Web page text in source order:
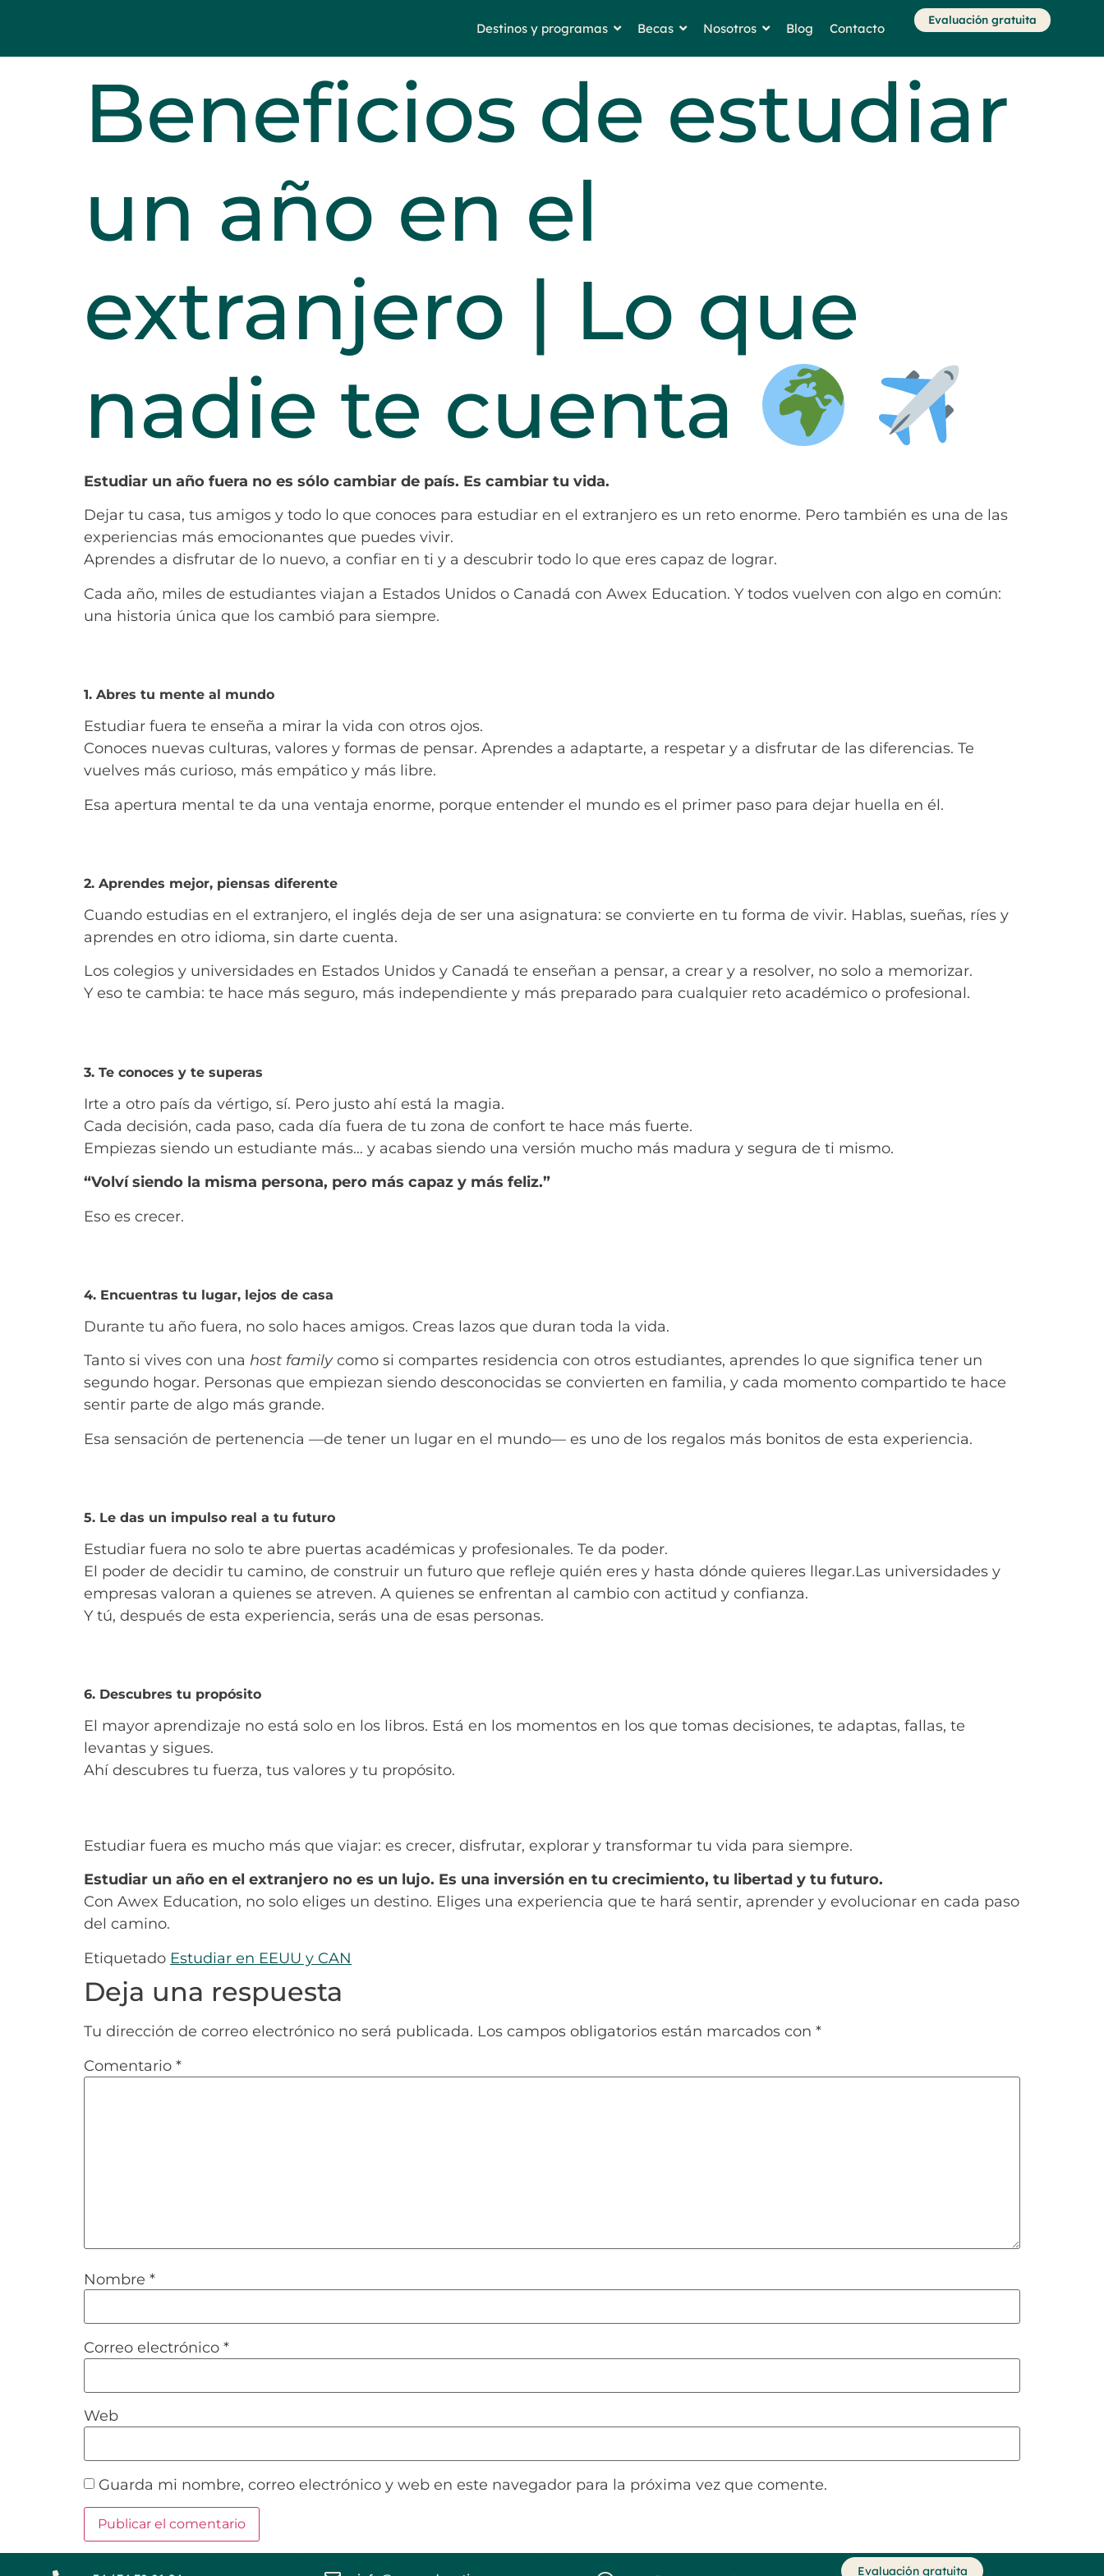
Destinos y programas Becas Nosotros Blog Contacto
Evaluación gratuita
Beneficios de estudiar
un año en el
extranjero | Lo que
nadie te cuenta
Estudiar un año fuera no es sólo cambiar de país. Es cambiar tu vida.
Dejar tu casa, tus amigos y todo lo que conoces para estudiar en el extranjero es un reto enorme. Pero también es una de las
experiencias más emocionantes que puedes vivir.
Aprendes a disfrutar de lo nuevo, a confiar en ti y a descubrir todo lo que eres capaz de lograr.
Cada año, miles de estudiantes viajan a Estados Unidos o Canadá con Awex Education. Y todos vuelven con algo en común:
una historia única que los cambió para siempre.
1. Abres tu mente al mundo
Estudiar fuera te enseña a mirar la vida con otros ojos.
Conoces nuevas culturas, valores y formas de pensar. Aprendes a adaptarte, a respetar y a disfrutar de las diferencias. Te
vuelves más curioso, más empático y más libre.
Esa apertura mental te da una ventaja enorme, porque entender el mundo es el primer paso para dejar huella en él.
2. Aprendes mejor, piensas diferente
Cuando estudias en el extranjero, el inglés deja de ser una asignatura: se convierte en tu forma de vivir. Hablas, sueñas, ríes y
aprendes en otro idioma, sin darte cuenta.
Los colegios y universidades en Estados Unidos y Canadá te enseñan a pensar, a crear y a resolver, no solo a memorizar.
Y eso te cambia: te hace más seguro, más independiente y más preparado para cualquier reto académico o profesional.
3. Te conoces y te superas
Irte a otro país da vértigo, sí. Pero justo ahí está la magia.
Cada decisión, cada paso, cada día fuera de tu zona de confort te hace más fuerte.
Empiezas siendo un estudiante más… y acabas siendo una versión mucho más madura y segura de ti mismo.
“Volví siendo la misma persona, pero más capaz y más feliz.”
Eso es crecer.
4. Encuentras tu lugar, lejos de casa
Durante tu año fuera, no solo haces amigos. Creas lazos que duran toda la vida.
Tanto si vives con una host familycomo si compartes residencia con otros estudiantes, aprendes lo que significa tener un
segundo hogar. Personas que empiezan siendo desconocidas se convierten en familia, y cada momento compartido te hace
sentir parte de algo más grande.
Esa sensación de pertenencia —de tener un lugar en el mundo— es uno de los regalos más bonitos de esta experiencia.
5. Le das un impulso real a tu futuro
Estudiar fuera no solo te abre puertas académicas y profesionales. Te da poder.
El poder de decidir tu camino, de construir un futuro que refleje quién eres y hasta dónde quieres llegar.Las universidades y
empresas valoran a quienes se atreven. A quienes se enfrentan al cambio con actitud y confianza.
Y tú, después de esta experiencia, serás una de esas personas.
6. Descubres tu propósito
El mayor aprendizaje no está solo en los libros. Está en los momentos en los que tomas decisiones, te adaptas, fallas, te
levantas y sigues.
Ahí descubres tu fuerza, tus valores y tu propósito.
Estudiar fuera es mucho más que viajar: es crecer, disfrutar, explorar y transformar tu vida para siempre.
Estudiar un año en el extranjero no es un lujo. Es una inversión en tu crecimiento, tu libertad y tu futuro.
Con Awex Education, no solo eliges un destino. Eliges una experiencia que te hará sentir, aprender y evolucionar en cada paso
del camino.
Etiquetado Estudiar en EEUU y CAN
Deja una respuesta
Tu dirección de correo electrónico no será publicada. Los campos obligatorios están marcados con *
Comentario *
Nombre *
Correo electrónico *
Web
Guarda mi nombre, correo electrónico y web en este navegador para la próxima vez que comente.
Evaluación gratuita